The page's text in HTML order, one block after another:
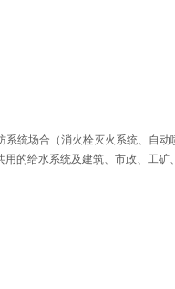
统场合（消火栓灭火系统、自动
的给水系统及建筑、市政、工矿